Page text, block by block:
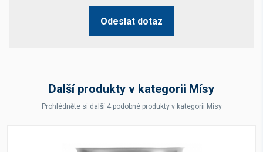
Odeslat dotaz
Další produkty v kategorii Mísy
Prohlédněte si další 4 podobné produkty v kategorii Mísy